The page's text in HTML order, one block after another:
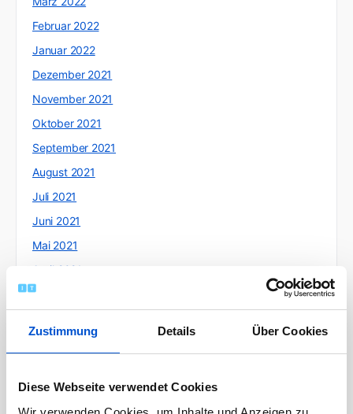
Zustimmung Details Über Cookies
Diese Webseite verwendet Cookies
Februar 2022
Januar 2022
Dezember 2021
November 2021
Oktober 2021
September 2021
August 2021
Juli 2021
Juni 2021
Mai 2021
April 2021
März 2021
November 2020